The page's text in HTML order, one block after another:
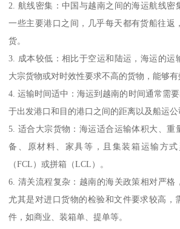
2. 航线密集：中国与越南之间的海运航线密
一些主要港口之间，几乎每天都有货船往返
货。
3. 成本较低：相比于空运和陆运，海运的运
大宗货物或对时效性要求不高的货物，能够有
4. 运输时间适中：海运到越南的时间通常需
于出发港口和目的港口之间的距离以及船运公
5. 适合大宗货物：海运适合运输体积大、重
备、原材料、家具等，且集装箱运输方
（FCL）或拼箱（LCL）。
6. 清关流程复杂：越南的海关政策相对严格
尤其是对进口货物的检验和文件要求较高，
件，如商业、装箱单、提单等。